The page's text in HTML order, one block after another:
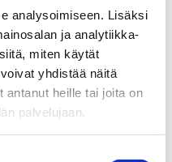
analysoimiseen. Lisäksi
ja analytiikka-
miten käytät
yhdistää näitä
antanut heille tai joita on
palvelujaan.
tarjoaa
alueen
sekä siihen,
Tampereen
ja